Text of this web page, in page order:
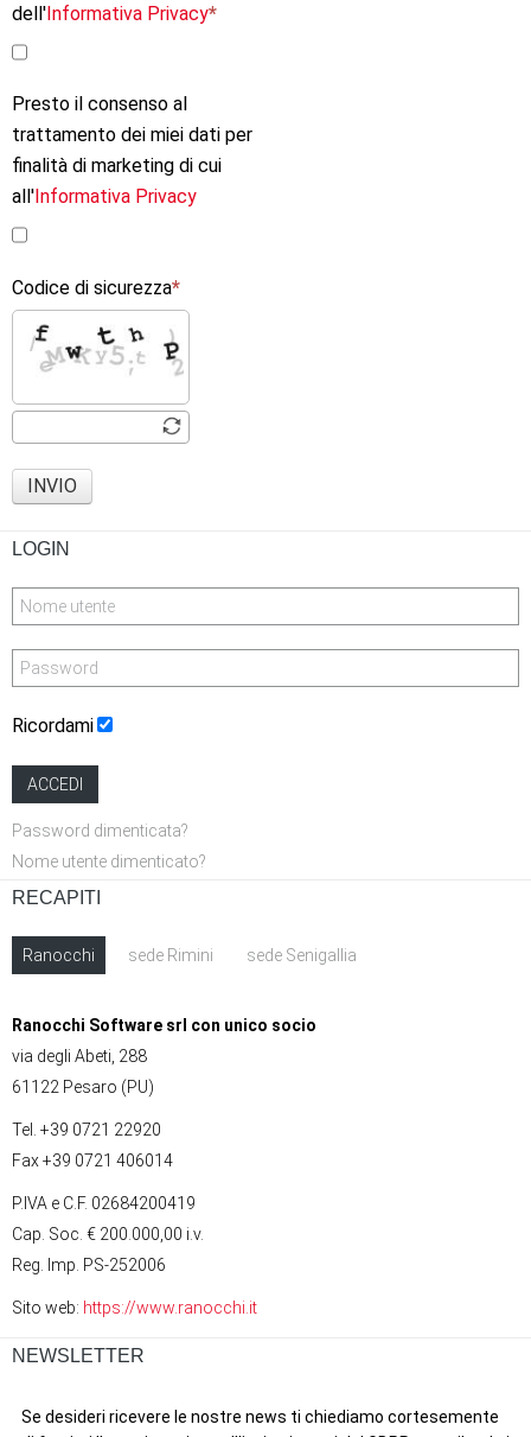
dell'Informativa Privacy
Presto il consenso al
trattamento dei miei dati per
finalità di marketing di cui
all'Informativa Privacy
Codice di sicurezza
INVIO
LOGIN
Ricordami
ACCEDI
Password dimenticata?
Nome utente dimenticato?
RECAPITI
Ranocchi sede Rimini sede Senigallia
Ranocchi Software srl con unico socio
via degli Abeti, 288
61122 Pesaro (PU)
Tel. +39 0721 22920
Fax +39 0721 406014
P.IVA e C.F. 02684200419
Cap. Soc. € 200.000,00 i.v.
Reg. Imp. PS-252006
Sito web: https://www.ranocchi.it
NEWSLETTER